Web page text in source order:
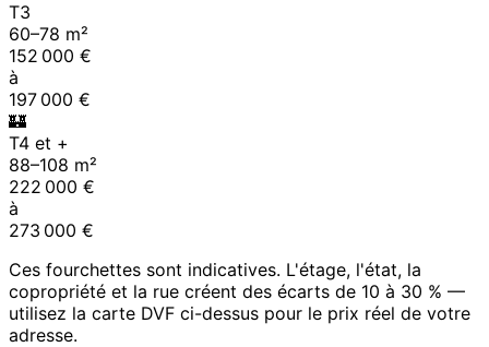
T3
60–78 m²
152 000 €
à
197 000 €
🏰
T4 et +
88–108 m²
222 000 €
à
273 000 €
Ces fourchettes sont indicatives. L'étage, l'état, la
copropriété et la rue créent des écarts de 10 à 30 % —
utilisez la carte DVF ci-dessus pour le prix réel de votre
adresse.